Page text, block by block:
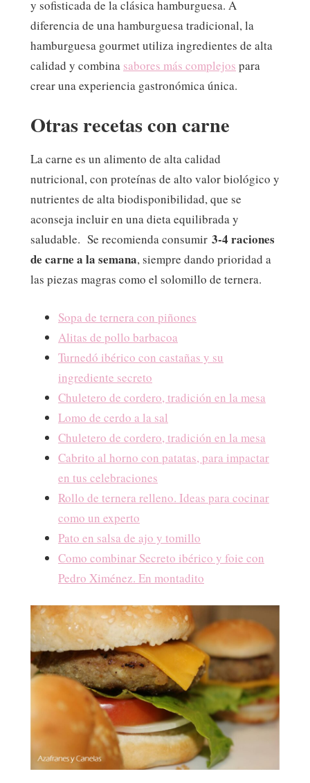
y sofisticada de la clásica hamburguesa. A
diferencia de una hamburguesa tradicional, la
hamburguesa gourmet utiliza ingredientes de alta
calidad y combina sabores más complejos para
crear una experiencia gastronómica única.
Otras recetas con carne
La carne es un alimento de alta calidad
nutricional, con proteínas de alto valor biológico y
nutrientes de alta biodisponibilidad, que se
aconseja incluir en una dieta equilibrada y
saludable. Se recomienda consumir 3-4 raciones
de carne a la semana, siempre dando prioridad a
las piezas magras como el solomillo de ternera.
Sopa de ternera con piñones
Alitas de pollo barbacoa
Turnedó ibérico con castañas y su
ingrediente secreto
Chuletero de cordero, tradición en la mesa
Lomo de cerdo a la sal
Chuletero de cordero, tradición en la mesa
Cabrito al horno con patatas, para impactar
en tus celebraciones
Rollo de ternera relleno. Ideas para cocinar
como un experto
Pato en salsa de ajo y tomillo
Como combinar Secreto ibérico y foie con
Pedro Ximénez. En montadito